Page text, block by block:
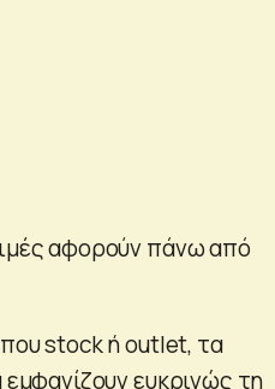
αφορούν πάνω από
stock ή outlet, τα
ευκρινώς τη